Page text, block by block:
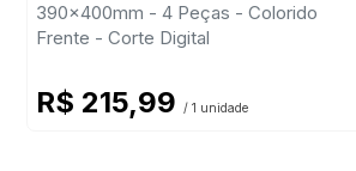
390x400mm - 4 Peças - Colorido
Frente - Corte Digital
R$ 215,99 / 1 unidade